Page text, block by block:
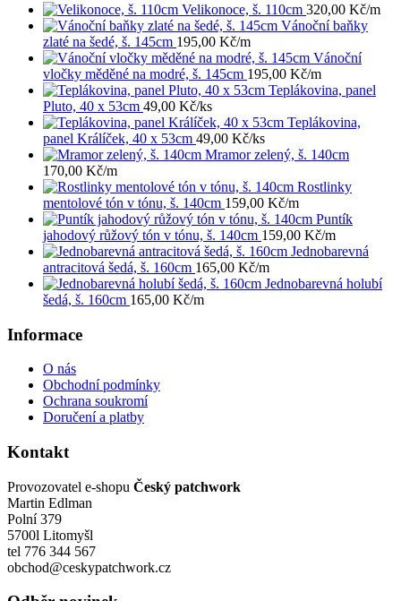
Velikonoce, š. 110cm 320,00 Kč/m
Vánoční baňky
zlaté na šedé, š. 145cm 195,00 Kč/m
Vánoční
vločky měděné na modré, š. 145cm 195,00 Kč/m
Teplákovina, panel
Pluto, 40 x 53cm 49,00 Kč/ks
Teplákovina,
panel Králíček, 40 x 53cm 49,00 Kč/ks
Mramor zelený, š. 140cm
170,00 Kč/m
Rostlinky
mentolové tón v tónu, š. 140cm 159,00 Kč/m
Puntík
jahodový růžový tón v tónu, š. 140cm 159,00 Kč/m
Jednobarevná
antracitová šedá, š. 160cm 165,00 Kč/m
Jednobarevná holubí
šedá, š. 160cm 165,00 Kč/m
Informace
O nás
Obchodní podmínky
Ochrana soukromí
Doručení a platby
Kontakt
Provozovatel e-shopu Český patchwork
Martin Edlman
Polní 379
5700l Litomyšl
tel 776 344 567
obchod@ceskypatchwork.cz